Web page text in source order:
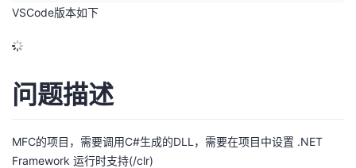
主
的
发
者
我
开
发
的
Programs
我
的
VSCode版本如下
问题描述
MFC的项目，需要调用C#生成的DLL，需要在项目中设置 .NET
Framework 运行时支持(/clr)